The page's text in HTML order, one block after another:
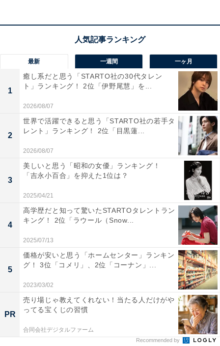
です」（50代女性／島根県）
「東京の有名な大学を卒業していそうなイメージだ
ったから」（30代女性／千葉県）
1位：豊川悦司／93票
最新 一週間 一ヶ月
1
癒し系だと思う「STARTO社の30代タレン
ト」ランキング！ 2位「伊野尾慧」を...
2026/08/07
2
世界で活躍できると思う「STARTO社の若手タ
レント」ランキング！ 2位「目黒蓮...
2026/08/07
3
美しいと思う「昭和の女優」ランキング！
「吉永小百合」を抑えた1位は？
2025/04/21
4
高学歴だと知って驚いたSTARTOタレントラン
キング！ 2位「ラウール（Snow...
2025/07/13
5
価格が安いと思う「ホームセンター」ランキン
グ！ 3位「コメリ」、2位「コーナン」...
2023/03/02
PR
売り場じゃ教えてくれない！当たる人だけがや
ってる宝くじの習慣
合同会社デジタルファーム
Recommended by